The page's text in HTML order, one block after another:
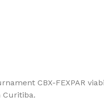
CBX-FEXPAR
Curitiba.